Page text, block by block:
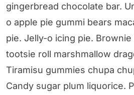
gingerbread chocolate bar.
o apple pie gummi bears
pie. Jelly-o icing pie.
tootsie roll marshmallow
Tiramisu gummies chupa
Candy sugar plum liquorice.